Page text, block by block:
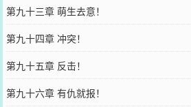
第九十三章 萌生去意！
第九十四章 冲突！
第九十五章 反击！
第九十六章 有仇就报！